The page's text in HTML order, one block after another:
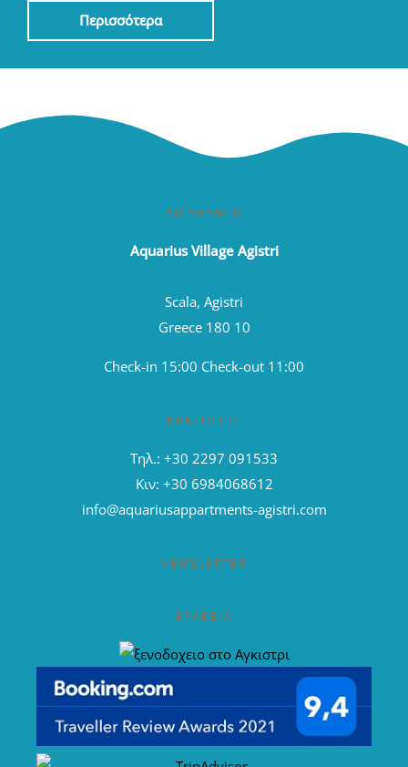
Περισσότερα
ΔΙΕΎΘΥΝΣΗ
Aquarius Village Agistri
Scala, Agistri
Greece 180 10
Check-in 15:00 Check-out 11:00
ΚΡΑΤΉΣΕΙΣ
Τηλ.: +30 2297 091533
Κιν: +30 6984068612
info@aquariusappartments-agistri.com
NEWSLETTER
ΒΡΑΒΕΊΑ